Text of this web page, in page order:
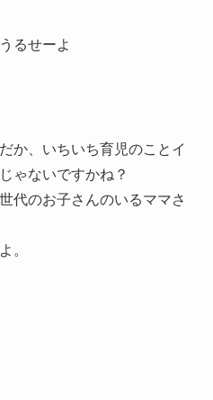
るせーよ
か、いちいち育児のことイ
ゃないですかね？
代のお子さんのいるママさ
。